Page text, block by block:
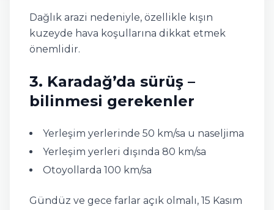
Dağlık arazi nedeniyle, özellikle kışın
kuzeyde hava koşullarına dikkat etmek
önemlidir.
3. Karadağ’da sürüş –
bilinmesi gerekenler
Yerleşim yerlerinde 50 km/sa u naseljima
Yerleşim yerleri dışında 80 km/sa
Otoyollarda 100 km/sa
Gündüz ve gece farlar açık olmalı, 15 Kasım